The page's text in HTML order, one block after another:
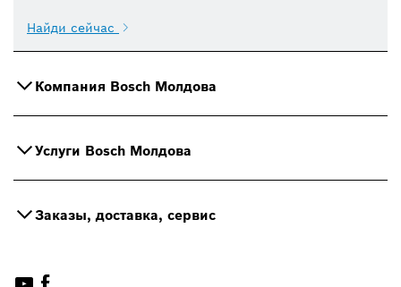
Найди сейчас
Компания Bosch Молдова
Услуги Bosch Молдова
Заказы, доставка, сервис